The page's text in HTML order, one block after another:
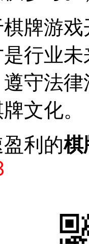
牌游
行业
守法
文化。
利的棋